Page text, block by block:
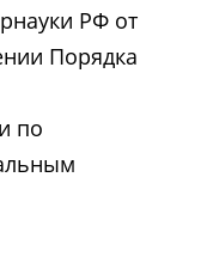
РФ от
Порядка
по